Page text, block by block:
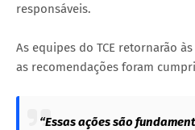
responsáveis.
As equipes do TCE retornarão
as recomendações foram
“Essas ações são